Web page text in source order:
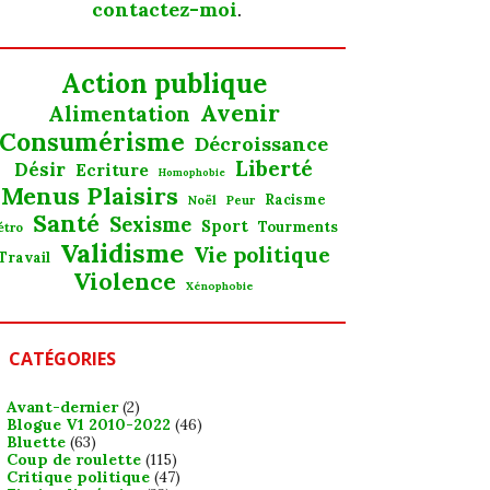
contactez-moi.
Action publique
Alimentation Avenir
Consumérisme Décroissance
Désir Ecriture Homophobie Liberté
Menus Plaisirs Noël Peur
Racisme
Santé Sexisme Sport Tourments
Validisme Vie politique
Violence Xénophobie
CATÉGORIES
Avant-dernier(2)
Blogue V1 2010-2022 (46)
Bluette(63)
Coup de roulette(115)
Critique politique(47)